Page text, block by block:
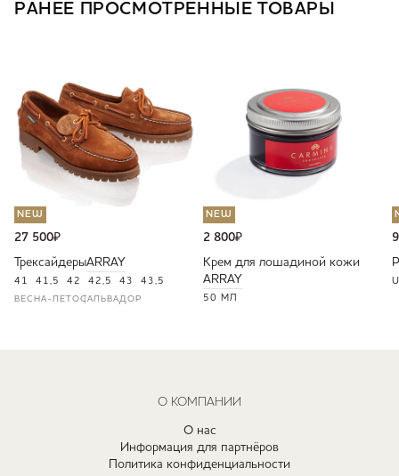
РАНЕЕ ПРОСМОТРЕННЫЕ ТОВАРЫ
NEW
27 500₽
ТрексайдерыARRAY
41 41,5 42 42,5 43 43,5
ВЕСНА-ЛЕТОСАЛЬВАДОР
NEW
2 800₽
Крем для лошадиной кожи
ARRAY
50 МЛ
О КОМПАНИИ
О нас
Информация для партнёров
Политика конфиденциальности